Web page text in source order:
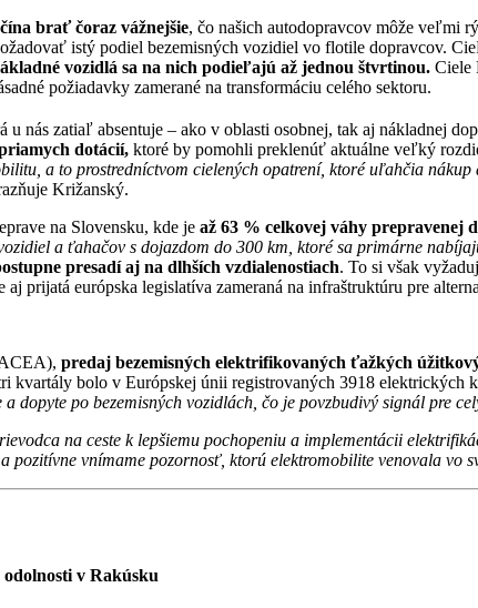
brať čoraz vážnejšie, čo našich autodopravcov môže veľmi
istý podiel bezemisných vozidiel vo flotile dopravcov.
vozidlá sa na nich podieľajú až jednou štvrtinou. Ciele
požiadavky zamerané na transformáciu celého sektoru.
u nás zatiaľ absentuje – ako v oblasti osobnej, tak aj nákladnej
dotácií, ktoré by pomohli preklenúť aktuálne veľký
a to prostredníctvom cielených opatrení, ktoré uľahčia
Križanský.
na Slovensku, kde je až 63 % celkovej váhy prepravenej
a ťahačov s dojazdom do 300 km, ktoré sa primárne
presadí aj na dlhších vzdialenostiach. To si však
aj prijatá európska legislatíva zameraná na infraštruktúru pre
predaj bezemisných elektrifikovaných ťažkých
kvartály bolo v Európskej únii registrovaných 3918 elektrických
dopyte po bezemisných vozidlách, čo je povzbudivý signál pre
na ceste k lepšiemu pochopeniu a implementácii
vnímame pozornosť, ktorú elektromobilite venovala vo
v Rakúsku